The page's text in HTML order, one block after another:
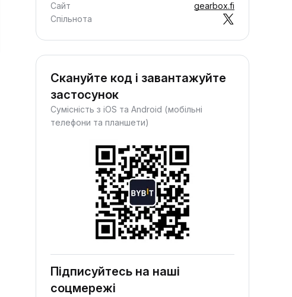
Сайт
gearbox.fi
Спільнота
Скануйте код і завантажуйте
застосунок
Сумісність з iOS та Android (мобільні
телефони та планшети)
Підписуйтесь на наші
соцмережі